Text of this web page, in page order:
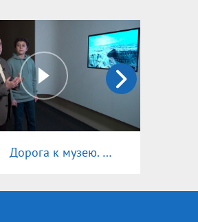
Дорога к музею. Музей Комитаса